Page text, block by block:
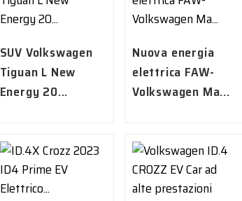
SUV Volkswagen
Tiguan L New
Energy 20...
Nuova energia
elettrica FAW-
Volkswagen Ma...